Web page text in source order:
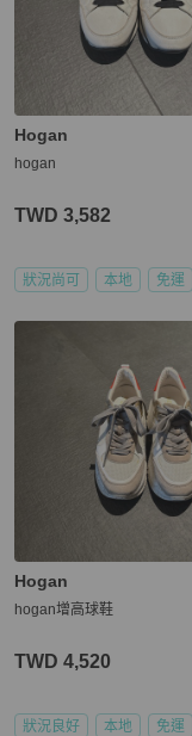
Hogan
hogan
TWD 3,582
狀況尚可 本地 免運
Hogan
hogan增高球鞋
TWD 4,520
狀況良好 本地 免運